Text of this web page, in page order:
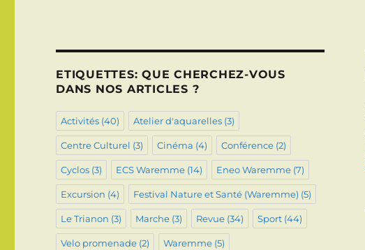
ETIQUETTES: QUE CHERCHEZ-VOUS
DANS NOS ARTICLES ?
Activités (40) Atelier d'aquarelles (3)
Centre Culturel (3) Cinéma (4) Conférence (2)
Cyclos (3) ECS Waremme (14) Eneo Waremme (7)
Excursion (4) Festival Nature et Santé (Waremme) (5)
Le Trianon (3) Marche (3) Revue (34) Sport (44)
Velo promenade (2) Waremme (5)